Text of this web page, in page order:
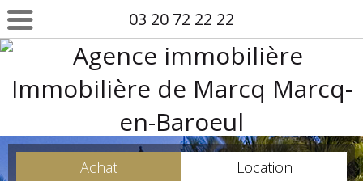
03 20 72 22 22
Achat Location